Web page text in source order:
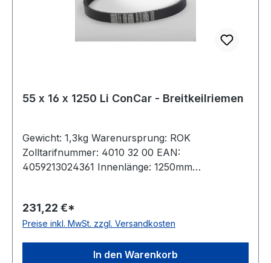
55 x 16 x 1250 Li ConCar - Breitkeilriemen
Gewicht: 1,3kg Warenursprung: ROK
Zolltarifnummer: 4010 32 00 EAN:
4059213024361 Innenlänge: 1250mm
antistatisch: ja Norm: DIN 7719 / ISO 1604 Breite:
55mm Höhe: 16mm Winkel: 28° Material:
231,22 €*
Preise inkl. MwSt. zzgl. Versandkosten
In den Warenkorb